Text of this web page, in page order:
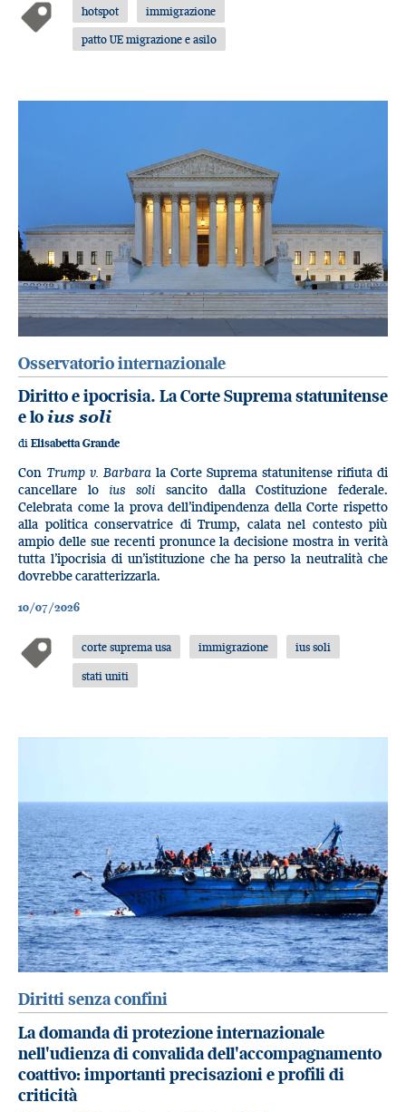
hotspot
immigrazione
patto UE migrazione e asilo
Osservatorio internazionale
Diritto e ipocrisia. La Corte Suprema statunitense
e loius soli
di Elisabetta Grande
Con Trump v. Barbara la Corte Suprema statunitense rifiuta di
cancellare loius soli sancito dalla Costituzione federale.
Celebrata come la prova dell’indipendenza della Corte rispetto
alla politica conservatrice di Trump, calata nel contesto più
ampio delle sue recenti pronunce la decisione mostra in verità
tutta l’ipocrisia di un’istituzione che ha perso la neutralità che
dovrebbe caratterizzarla.
10/07/2026
corte suprema usa immigrazione
ius soli
stati uniti
Diritti senza confini
La domanda di protezione internazionale
nell'udienza di convalida dell'accompagnamento
coattivo: importanti precisazioni e profili di
criticità